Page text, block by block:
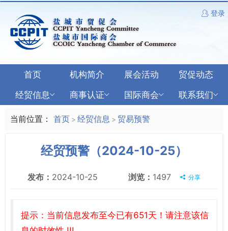
登录
首页 机构简介 展会活动
贸促动态
经贸信息
商事认证 国际商会 联系我们
当前位置： 首页 > 经贸信息 > 贸易预警
经贸预警（2024-10-25）
发布： 2024-10-25 浏览： 1497 分享
提示：当前信息发布至今已有651天！请注意该信